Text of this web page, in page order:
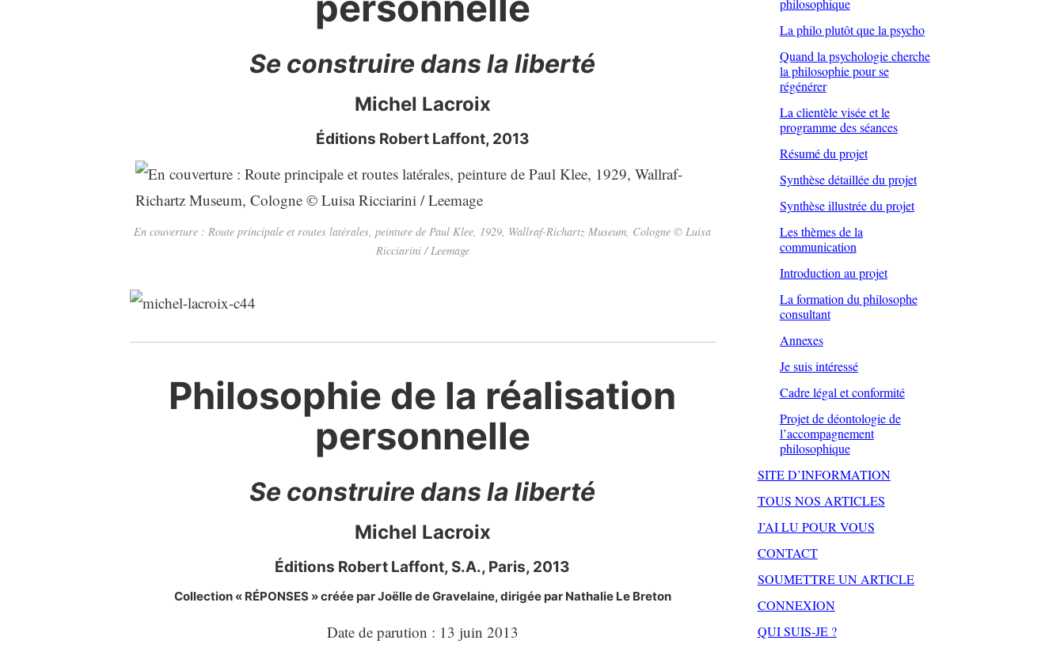
Se construire dans la liberté
Michel Lacroix
Éditions Robert Laffont, 2013
En couverture : Route principale et routes latérales, peinture de Paul Klee, 1929, Wallraf-Richartz Museum, Cologne © Luisa
Ricciarini / Leemage
Philosophie de la réalisation
personnelle
Se construire dans la liberté
Michel Lacroix
Éditions Robert Laffont, S.A., Paris, 2013
Collection « RÉPONSES » créée par Joëlle de Gravelaine, dirigée par Nathalie Le Breton
Date de parution : 13 juin 2013
philosophique
La philo plutôt que la psycho
Quand la psychologie cherche
la philosophie pour se
régénérer
La clientèle visée et le
programme des séances
Résumé du projet
Synthèse détaillée du projet
Synthèse illustrée du projet
Les thèmes de la
communication
Introduction au projet
La formation du philosophe
consultant
Annexes
Je suis intéressé
Cadre légal et conformité
Projet de déontologie de
l’accompagnement
philosophique
SITE D’INFORMATION
TOUS NOS ARTICLES
J’AI LU POUR VOUS
CONTACT
SOUMETTRE UN ARTICLE
CONNEXION
QUI SUIS-JE ?